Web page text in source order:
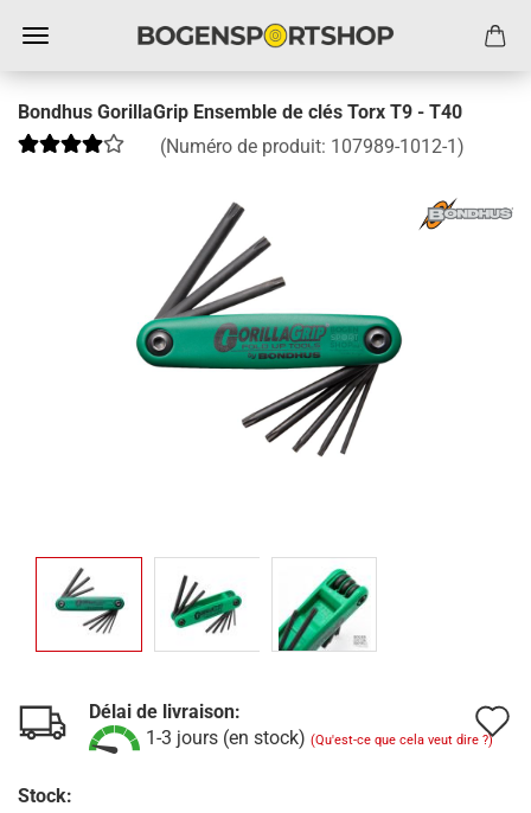
Bondhus GorillaGrip Ensemble de clés Torx T9 - T40
(Numéro de produit: 107989-1012-1)
Délai de livraison:
1-3 jours (en stock) (Qu'est-ce que cela veut dire ?)
Stock: